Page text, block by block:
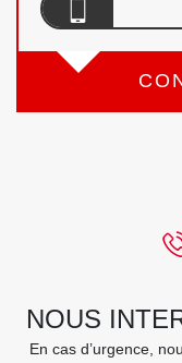
NOUS
En cas d’urgence,